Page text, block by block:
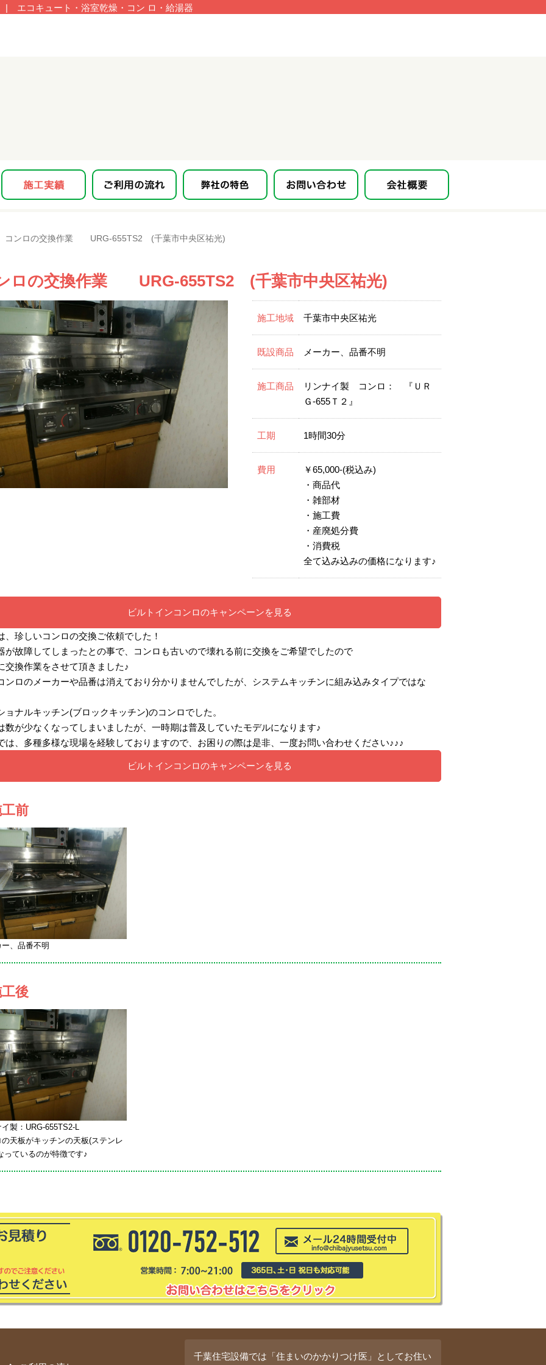
| エコキュート・浴室乾燥・コン ロ・給湯器
コンロの交換作業 URG-655TS2 (千葉市中央区祐光)
ロの交換作業 URG-655TS2 (千葉市中央区祐光)
施工地域 千葉市中央区祐光
既設商品 メーカー、品番不明
施工商品
リンナイ製 コンロ： 『ＵＲ
Ｇ-655Ｔ２』
工期 1時間30分
費用
￥65,000-(税込み)
・商品代
・雑部材
・施工費
・産廃処分費
・消費税
全て込み込みの価格になります♪
ビルトインコンロのキャンペーンを見る
、珍しいコンロの交換ご依頼でした！
が故障してしまったとの事で、コンロも古いので壊れる前に交換をご希望でしたので
交換作業をさせて頂きました♪
ンロのメーカーや品番は消えており分かりませんでしたが、システムキッチンに組み込みタイプではな
ョナルキッチン(ブロックキッチン)のコンロでした。
数が少なくなってしまいましたが、一時期は普及していたモデルになります♪
は、多種多様な現場を経験しておりますので、お困りの際は是非、一度お問い合わせください♪♪♪
ビルトインコンロのキャンペーンを見る
前
、品番不明
後
製：URG-655TS2-L
天板がキッチンの天板(ステンレ
っているのが特徴です♪
千葉住宅設備では「住まいのかかりつけ医」としてお住い